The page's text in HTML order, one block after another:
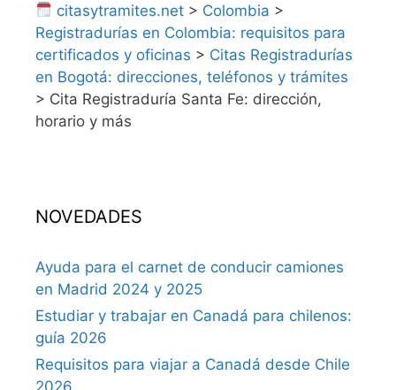
citasytramites.net > Colombia >
Registradurías en Colombia: requisitos para
certificados y oficinas > Citas Registradurías
en Bogotá: direcciones, teléfonos y trámites
> Cita Registraduría Santa Fe: dirección,
horario y más
NOVEDADES
Ayuda para el carnet de conducir camiones
en Madrid 2024 y 2025
Estudiar y trabajar en Canadá para chilenos:
guía 2026
Requisitos para viajar a Canadá desde Chile
2026